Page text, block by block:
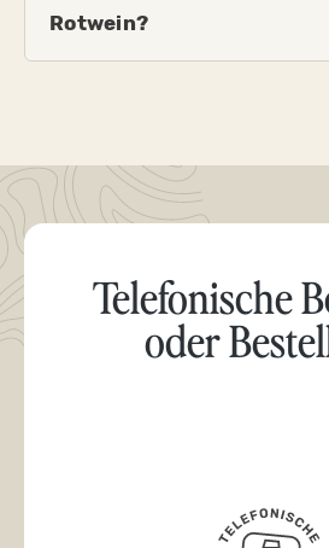
Rotwein?
Telefonische
oder